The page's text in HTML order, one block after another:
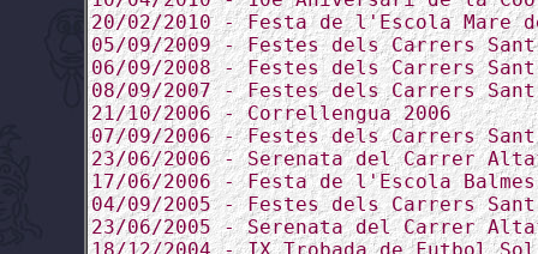
20/02/2010 - Festa de l'Escola Mare
05/09/2009 - Festes dels Carrers
06/09/2008 - Festes dels Carrers
08/09/2007 - Festes dels Carrers
21/10/2006 - Correllengua 2006
07/09/2006 - Festes dels Carrers
23/06/2006 - Serenata del Carrer
17/06/2006 - Festa de l'Escola Balmes
04/09/2005 - Festes dels Carrers
23/06/2005 - Serenata del Carrer